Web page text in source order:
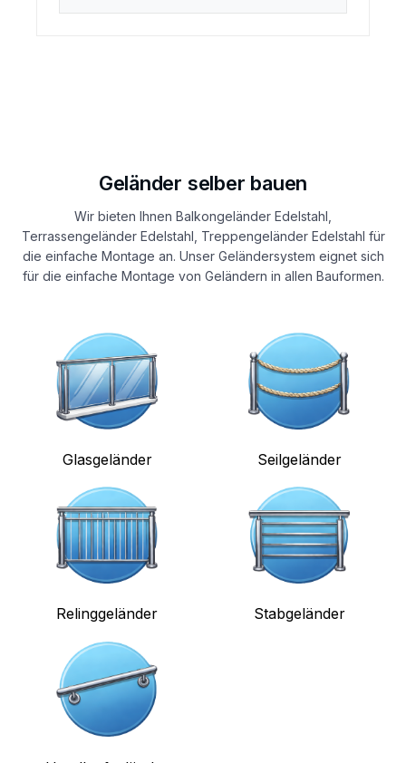
Geländer selber bauen
Wir bieten Ihnen Balkongeländer Edelstahl,
Terrassengeländer Edelstahl, Treppengeländer Edelstahl für
die einfache Montage an. Unser Geländersystem eignet sich
für die einfache Montage von Geländern in allen Bauformen.
Glasgeländer Seilgeländer
Relinggeländer Stabgeländer